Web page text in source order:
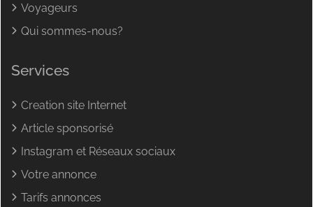
Voyageurs
Qui sommes-nous?
Services
Creation site Internet
Article sponsorisé
Instagram et Réseaux sociaux
Votre annonce
Tarifs annonces